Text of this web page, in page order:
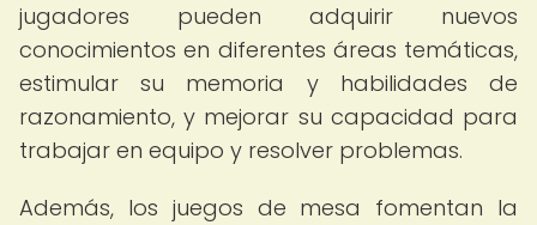
jugadores pueden adquirir nuevos
conocimientos en diferentes áreas temáticas,
estimular su memoria y habilidades de
razonamiento, y mejorar su capacidad para
trabajar en equipo y resolver problemas.
Además, los juegos de mesa fomentan la